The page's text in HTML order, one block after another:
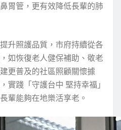
胃管，更有效降低長輩的肺
升照護品質，市府持續從各
如恢復老人健保補助、敬老
更普及的社區照顧關懷據
實踐「守護台中 堅持幸福」
輩能夠在地樂活享老。